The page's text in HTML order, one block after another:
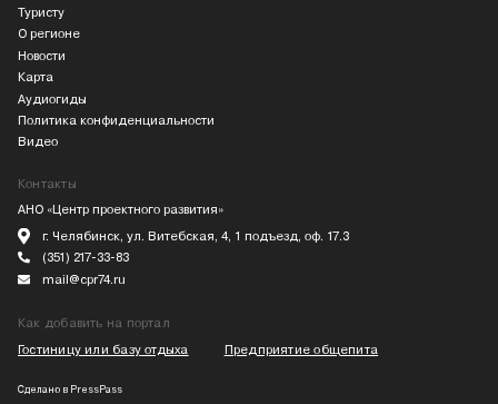
Туристу
О регионе
Новости
Карта
Аудиогиды
Политика конфиденциальности
Видео
Контакты
АНО «Центр проектного развития»
г. Челябинск, ул. Витебская, 4, 1 подъезд, оф. 17.3
(351) 217-33-83
mail@cpr74.ru
Как добавить на портал
Гостиницу или базу отдыха
Предприятие общепита
Сделано в PressPass